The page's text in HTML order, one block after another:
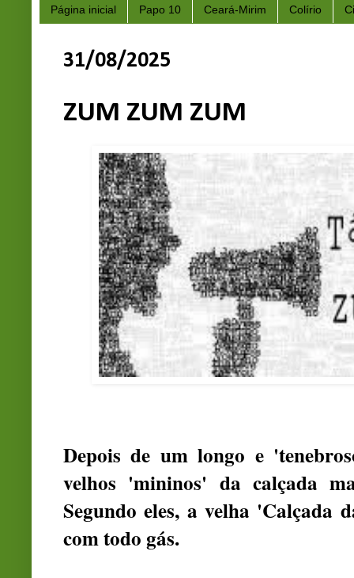
Página inicial Papo 10 Ceará-Mirim Colírio
31/08/2025
ZUM ZUM ZUM
Depois de um longo e
velhos 'mininos' da calçada
Segundo eles, a velha 'Calçada
com todo gás.